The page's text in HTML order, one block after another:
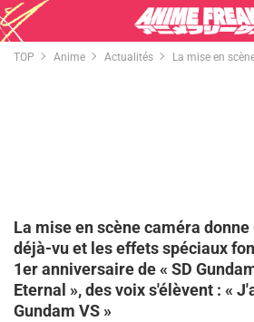
TOP Anime Actualités La mise en
La mise en scène caméra
déjà-vu et les effets spéciaux
1er anniversaire de « SD
Eternal », des voix s'élèvent : «
Gundam VS »